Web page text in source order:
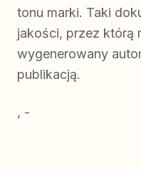
tonu marki. Taki
jakości, przez którą
wygenerowany
publikacją.
, -